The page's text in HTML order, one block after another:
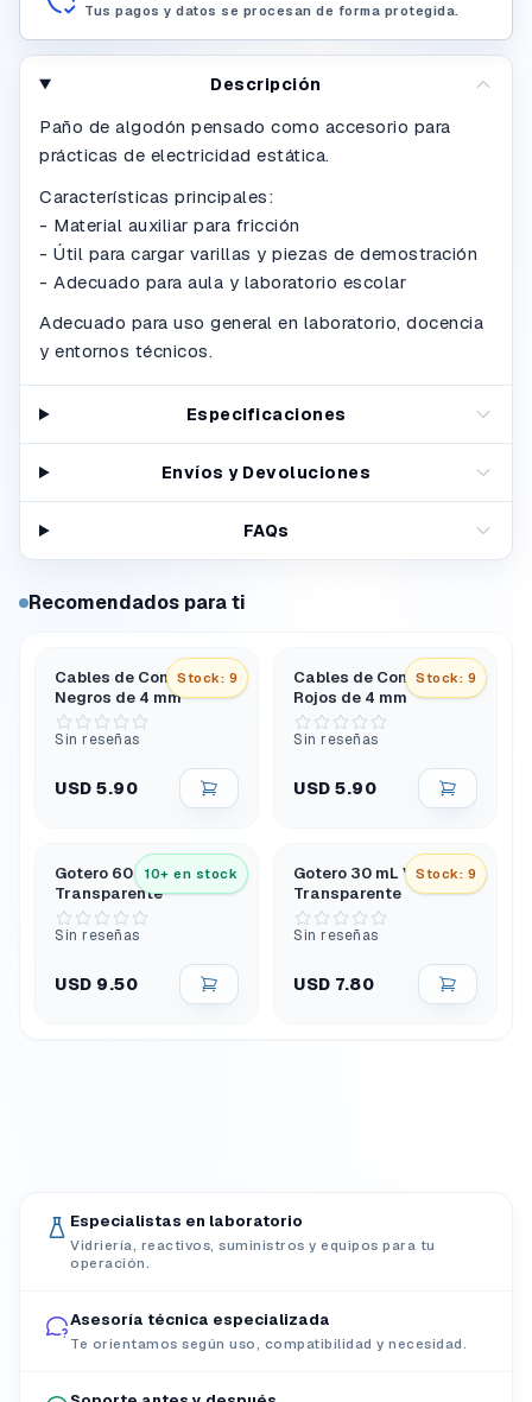
Tus pagos y datos se procesan de forma protegida.
Descripción
Paño de algodón pensado como accesorio para
prácticas de electricidad estática.
Características principales:
- Material auxiliar para fricción
- Útil para cargar varillas y piezas de demostración
- Adecuado para aula y laboratorio escolar
Adecuado para uso general en laboratorio, docencia
y entornos técnicos.
Especificaciones
Envíos y Devoluciones
FAQs
Recomendados para ti
Stock: 9
Cables de Conexión
Negros de 4 mm
Sin reseñas
USD 5.90
Stock: 9
Cables de Conexión
Rojos de 4 mm
Sin reseñas
USD 5.90
10+ en stock
Gotero 60 mL Vidrio
Transparente
Sin reseñas
USD 9.50
Stock: 9
Gotero 30 mL Vidrio
Transparente
Sin reseñas
USD 7.80
Especialistas en laboratorio
Vidriería, reactivos, suministros y equipos para tu
operación.
Asesoría técnica especializada
Te orientamos según uso, compatibilidad y necesidad.